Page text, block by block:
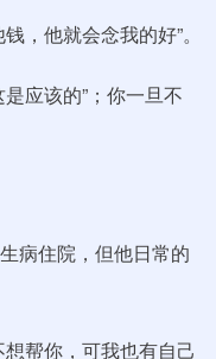
，他就会念我的好”。
应该的”；你一旦不
病住院，但他日常的
帮你，可我也有自己